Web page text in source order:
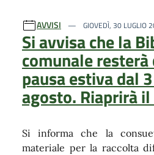
AVVISI GIOVEDÌ, 30 LUGLIO
Si avvisa che la
comunale
pausa estiva dal
agosto. Riaprirà
Si informa che la
materiale per la raccolta